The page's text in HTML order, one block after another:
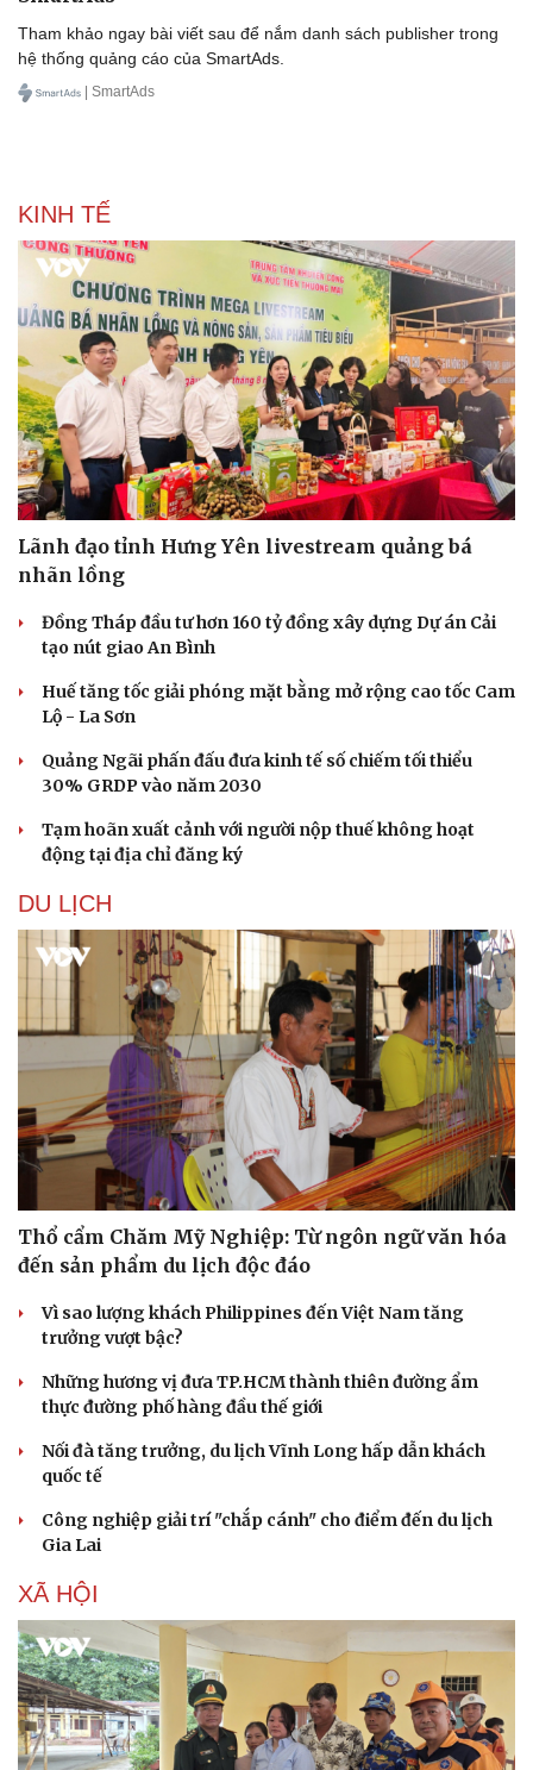
Doanh nghiệp
Thông tin doanh nghiệp
Doanh nghiệp 24h
Doanh nhân
Vì cộng đồng
Công nghệ
Sành điệu
Tin Công nghệ
Trải nghiệm
Chuyển đổi số
Dinh dưỡng - món ngon
Sản phụ khoa
Nhi khoa
Nam khoa
Làm đẹp - giảm cân
Phòng mạch online
Tình yêu - Gia đình
Tham khảo ngay bài viết sau để nắm danh sách publisher trong
hệ thống quảng cáo của SmartAds.
| SmartAds
KINH TẾ
Lãnh đạo tỉnh Hưng Yên livestream quảng bá
nhãn lồng
Đồng Tháp đầu tư hơn 160 tỷ đồng xây dựng Dự án Cải
tạo nút giao An Bình
Huế tăng tốc giải phóng mặt bằng mở rộng cao tốc Cam
Lộ - La Sơn
Quảng Ngãi phấn đấu đưa kinh tế số chiếm tối thiểu
30% GRDP vào năm 2030
Tạm hoãn xuất cảnh với người nộp thuế không hoạt
động tại địa chỉ đăng ký
DU LỊCH
Thổ cẩm Chăm Mỹ Nghiệp: Từ ngôn ngữ văn hóa
đến sản phẩm du lịch độc đáo
Vì sao lượng khách Philippines đến Việt Nam tăng
trưởng vượt bậc?
Những hương vị đưa TP.HCM thành thiên đường ẩm
thực đường phố hàng đầu thế giới
Nối đà tăng trưởng, du lịch Vĩnh Long hấp dẫn khách
quốc tế
Công nghiệp giải trí "chắp cánh" cho điểm đến du lịch
Gia Lai
XÃ HỘI